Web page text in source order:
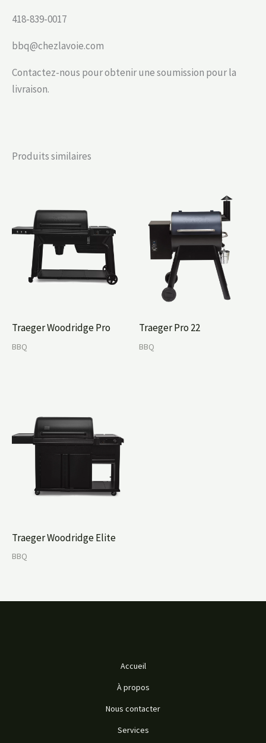
418-839-0017
bbq@chezlavoie.com
Contactez-nous pour obtenir une soumission pour la
livraison.
Produits similaires
Traeger Woodridge Pro
BBQ
Traeger Pro 22
BBQ
Traeger Woodridge Elite
BBQ
Accueil
À propos
Nous contacter
Services